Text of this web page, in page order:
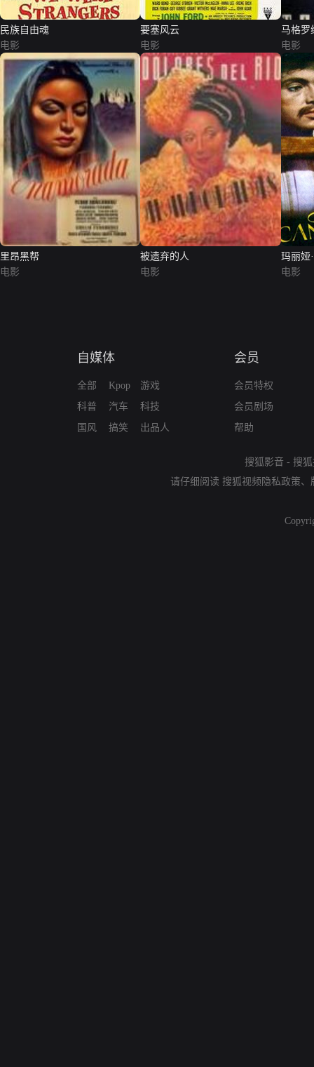
民族自由魂
电影
要塞风云
电影
马格罗
电影
里昂黑帮
电影
被遗弃的人
电影
玛丽娅
电影
自媒体
全部
科普
国风
Kpop
汽车
搞笑
游戏
科技
出品人
会员
会员特权
会员剧场
帮助
搜狐影音 - 搜
请仔细阅读 搜狐视频隐私政策、